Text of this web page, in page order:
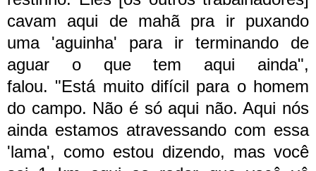
cavam aqui de mahã pra ir puxando
uma 'aguinha' para ir terminando de
aguar o que tem aqui ainda",
falou. "Está muito difícil para o homem
do campo. Não é só aqui não. Aqui nós
ainda estamos atravessando com essa
'lama', como estou dizendo, mas você